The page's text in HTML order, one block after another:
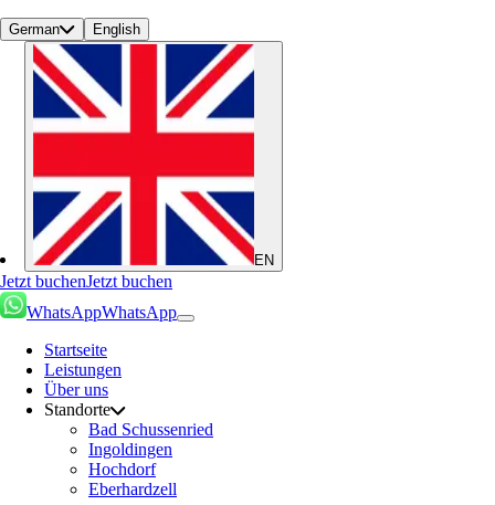
German English
EN
Jetzt buchenJetzt buchen
WhatsAppWhatsApp
Startseite
Leistungen
Über uns
Standorte
Bad Schussenried
Ingoldingen
Hochdorf
Eberhardzell